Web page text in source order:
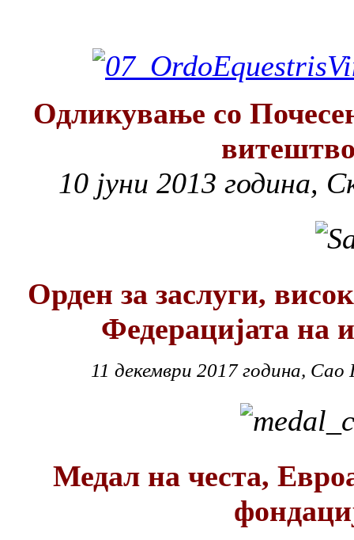
Одликување со
10 јуни 2013 година,
Орден за заслуги,
Федерацијата на
11 декември 2017 година,
Медал на честа,